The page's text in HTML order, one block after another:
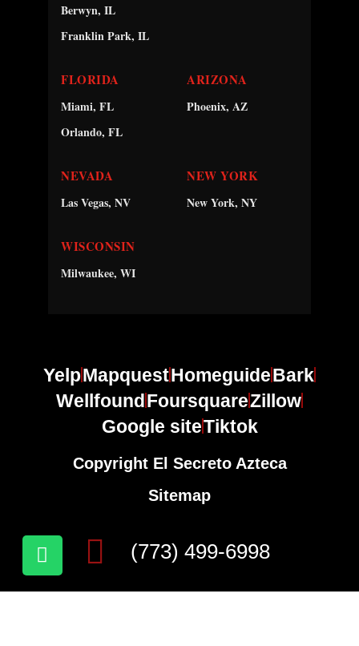
Berwyn, IL
Franklin Park, IL
FLORIDA
Miami, FL
Orlando, FL
ARIZONA
Phoenix, AZ
NEVADA
Las Vegas, NV
NEW YORK
New York, NY
WISCONSIN
Milwaukee, WI
YelpMapquestHomeguideBark
WellfoundFoursquareZillow
Google siteTiktok
Copyright El Secreto Azteca
Sitemap
(773) 499-6998